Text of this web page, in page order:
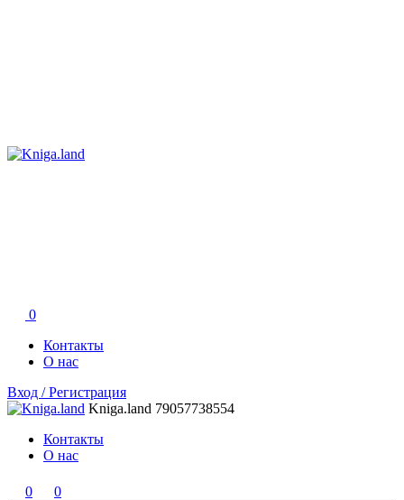
0
Контакты
О нас
Вход / Регистрация
Kniga.land 79057738554
Контакты
О нас
0 0